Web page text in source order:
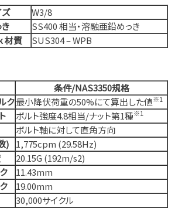
ズ
W3/8
SS400 相当・溶融亜鉛めっき
材質
SUS304 – WPB
条件/NAS3350規格
ク最小降伏荷重の50%にて算出した値※1
ボルト強度4.8相当/ナット第1種※1
ボルト軸に対して直角方向
)
1,775cpm (29.58Hz)
20.15G (192m/s2)
11.43mm
19.00mm
30,000サイクル